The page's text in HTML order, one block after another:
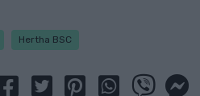
Hertha BSC